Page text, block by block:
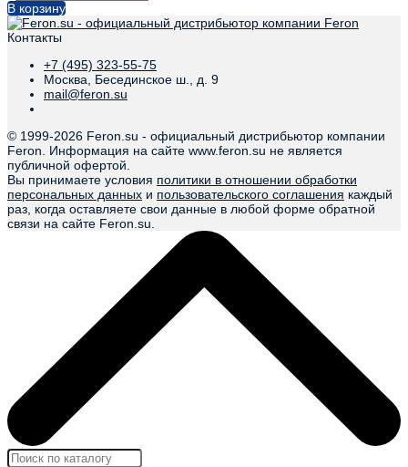
В корзину
Контакты
+7 (495) 323-55-75
Москва, Бесединское ш., д. 9
mail@feron.su
© 1999-2026 Feron.su - официальный дистрибьютор компании
Feron. Информация на сайте www.feron.su не является
публичной офертой.
Вы принимаете условия политики в отношении обработки
персональных данных и пользовательского соглашения каждый
раз, когда оставляете свои данные в любой форме обратной
связи на сайте Feron.su.